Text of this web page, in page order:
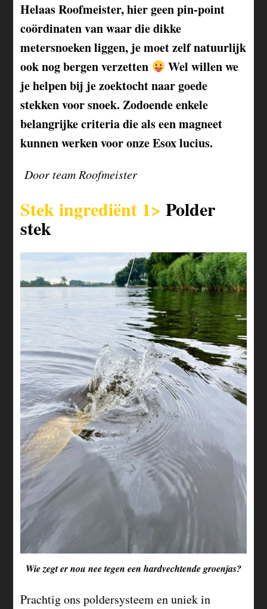
Helaas Roofmeister, hier geen pin-point
coördinaten van waar die dikke
metersnoeken liggen, je moet zelf natuurlijk
ook nog bergen verzetten
Wel willen we
je helpen bij je zoektocht naar goede
stekken voor snoek. Zodoende enkele
belangrijke criteria die als een magneet
kunnen werken voor onze Esox lucius.
Door team Roofmeister
Stek ingrediënt 1> Polder
stek
Wie zegt er nou nee tegen een hardvechtende groenjas?
Prachtig ons poldersysteem en uniek in